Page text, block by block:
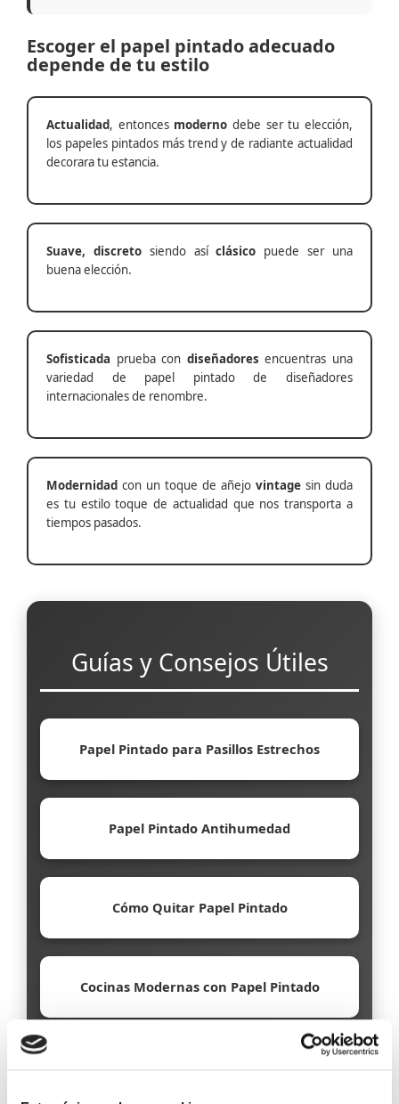
Escoger el papel pintado adecuado
depende de tu estilo
Actualidad, entonces moderno debe ser tu elección,
los papeles pintados más trend y de radiante actualidad
decorara tu estancia.
Suave, discretosiendo asíclásico puede ser una
buena elección.
Sofisticada prueba con diseñadores encuentras una
variedad de papel pintado de diseñadores
internacionales de renombre.
Modernidad con un toque de añejo vintage sin duda
es tu estilo toque de actualidad que nos transporta a
tiempos pasados.
Guías y Consejos Útiles
Papel Pintado para Pasillos Estrechos
Papel Pintado Antihumedad
Cómo Quitar Papel Pintado
Cocinas Modernas con Papel Pintado
Papel Pintado Ecológico